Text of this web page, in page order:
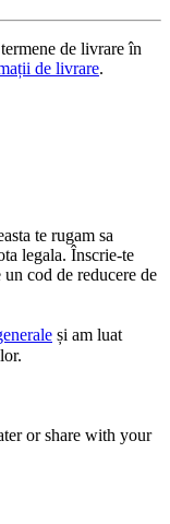
de livrare în
de livrare.
te rugam sa
legala. Înscrie-te
cod de reducere de
și am luat
or share with your